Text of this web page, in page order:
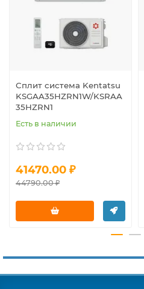
Сплит система Kentatsu
KSGAA35HZRN1W/KSRAA
35HZRN1
Есть в наличии
41470.00 ₽
44790.00 ₽